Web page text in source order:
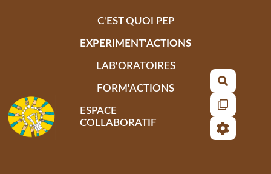
C'EST QUOI PEP
EXPERIMENT'ACTIONS
LAB'ORATOIRES
FORM'ACTIONS
ESPACE
COLLABORATIF